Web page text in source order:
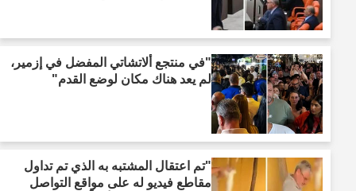
"في منتجع ألاتشاتي المفضل في إزمير،
لم يعد هناك مكان لوضع القدم"
"تم اعتقال المشتبه به الذي تم تداول
مقاطع فيديو له على مواقع التواصل